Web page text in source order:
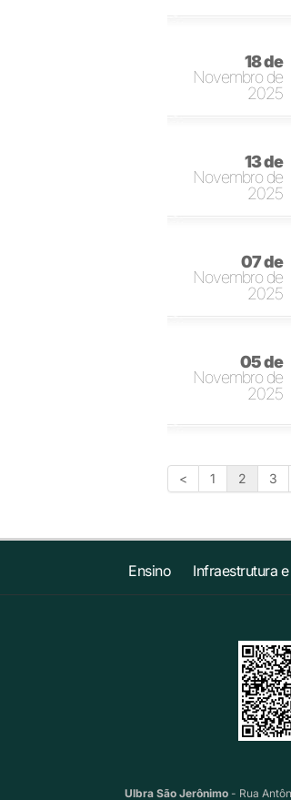
18 de
Novembro de
2025
13 de
Novembro de
2025
07 de
Novembro de
2025
05 de
Novembro de
2025
< 1 2 3
Ensino Infraestrutura
Ulbra São Jerônimo- Rua